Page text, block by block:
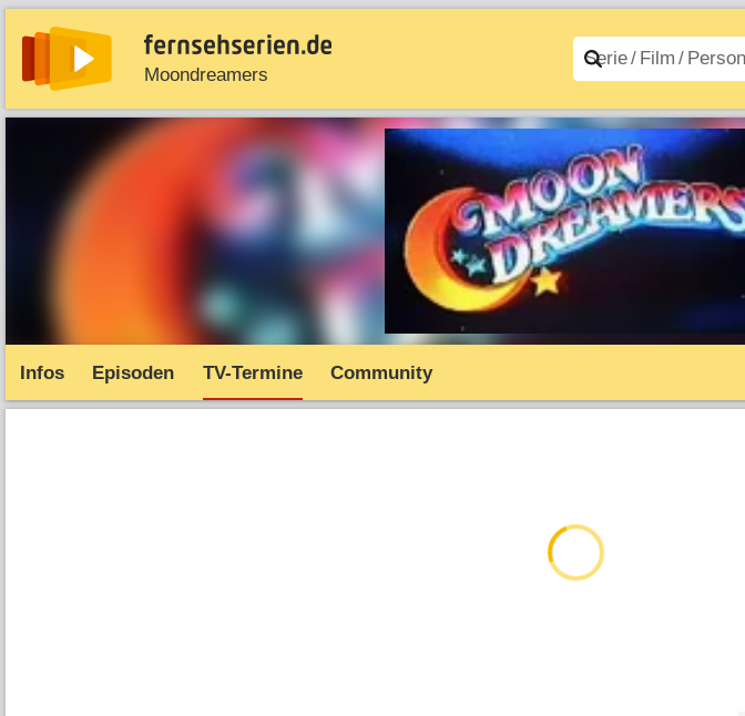
Moondreamers
News Entdecken Streaming Filme A–Z
Infos Episoden TV-Termine Community